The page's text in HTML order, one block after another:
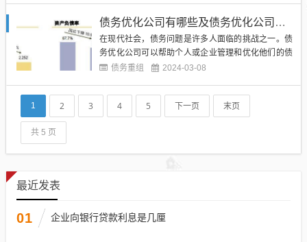
从而增强企业的竞争力和盈利能力。（图片来源网
络，侵删）债务优化的主要形...
债务优化公司有哪些及债务优化公司类型解析
在现代社会，债务问题是许多人面临的挑战之一。债
务优化公司可以帮助个人或企业管理和优化他们的债
务，以便更有效地还清欠款。这些公司通常提供专业
息和费用，并提供财务规划建议，以帮助客户摆脱债
务困境。（图片来源网络，侵删）在市场上，有许多
不同类型的债务优化公司，...
债务重组 2024-03-08
1 2 3 4 5 下一页 末页
共 5 页
最近发表
01 企业向银行贷款利息是几厘